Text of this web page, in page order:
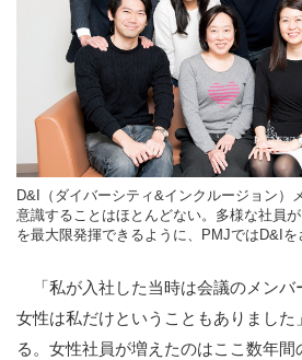
D&I（ダイバーシティ&インクルージョン）
意識することはほとんどない。多様な社員
を最大限発揮できるように、PMJではD&Iを
「私が入社した当時は会議のメンバ
女性は私だけということもありました
る。女性社員が増えたのはここ数年